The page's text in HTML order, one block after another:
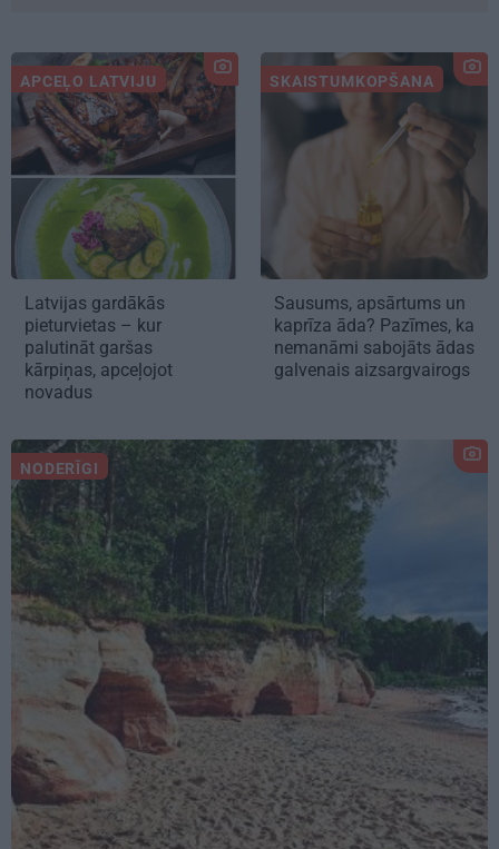
APCEĻO LATVIJU
Latvijas gardākās
pieturvietas – kur
palutināt garšas
kārpiņas, apceļojot
novadus
SKAISTUMKOPŠANA
Sausums, apsārtums un
kaprīza āda? Pazīmes, ka
nemanāmi sabojāts ādas
galvenais aizsargvairogs
NODERĪGI